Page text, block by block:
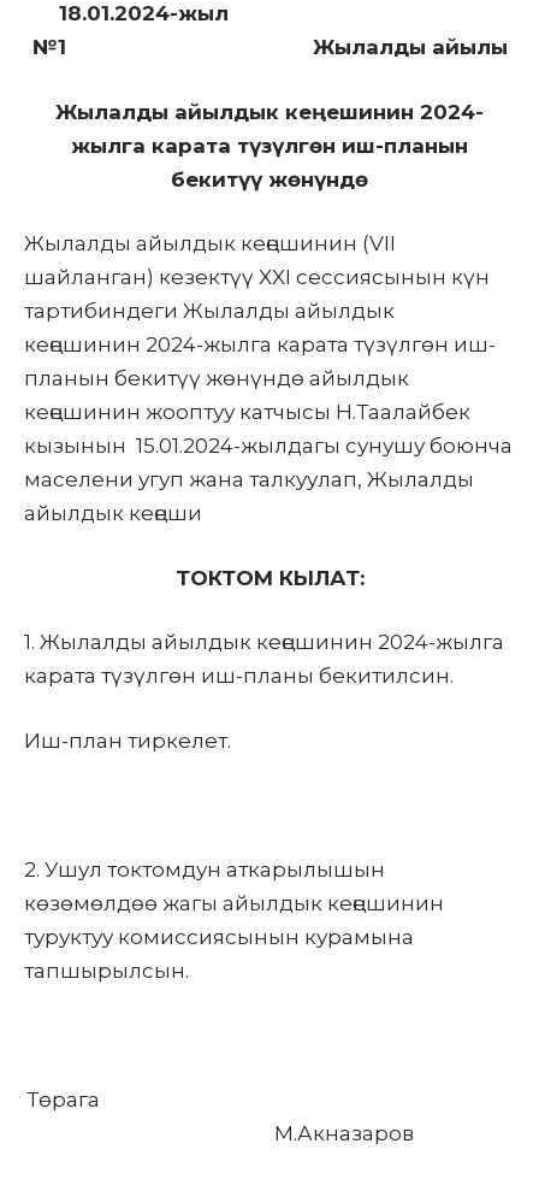
18.01.2024-жыл
№1 Жылалды айылы
Жылалды айылдык кеңешинин 2024-
жылга карата түзүлгөн иш-планын
бекитүү жөнүндө
Жылалды айылдык кеңешинин (VII
шайланган) кезектүү XXI сессиясынын күн
тартибиндеги Жылалды айылдык
кеңешинин 2024-жылга карата түзүлгөн иш-
планын бекитүү жөнүндө айылдык
кеңешинин жооптуу катчысы Н.Таалайбек
кызынын 15.01.2024-жылдагы сунушу боюнча
маселени угуп жана талкуулап, Жылалды
айылдык кеңеши
ТОКТОМ КЫЛАТ:
1. Жылалды айылдык кеңешинин 2024-жылга
карата түзүлгөн иш-планы бекитилсин.
Иш-план тиркелет.
2. Ушул токтомдун аткарылышын
көзөмөлдөө жагы айылдык кеңешинин
туруктуу комиссиясынын курамына
тапшырылсын.
Төрага
М.Акназаров